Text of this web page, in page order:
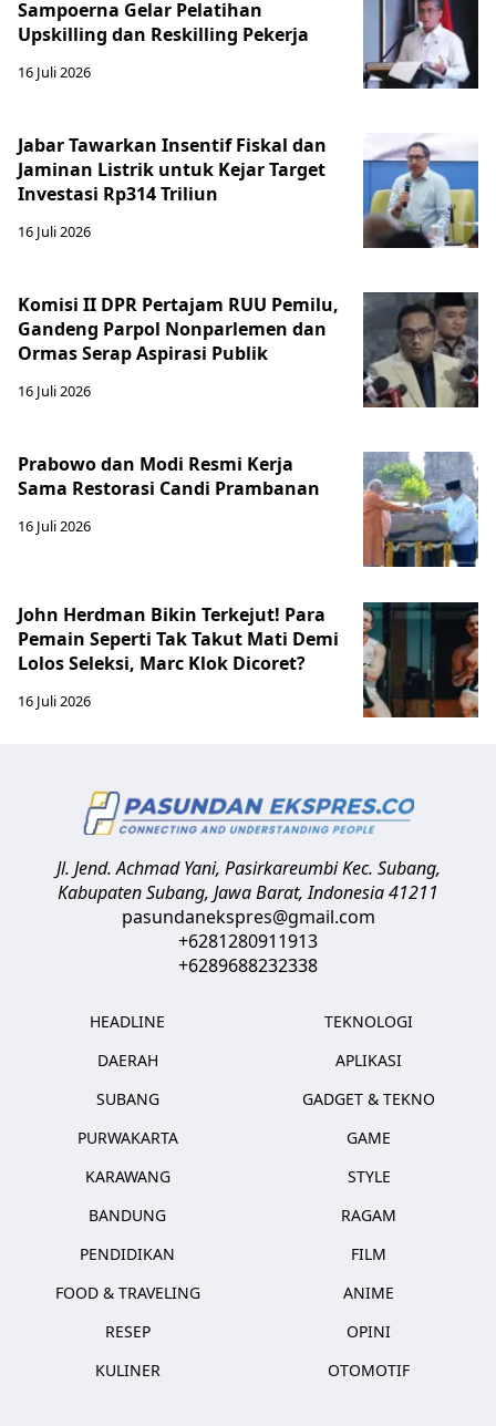
Sampoerna Gelar Pelatihan
Upskilling dan Reskilling Pekerja
16 Juli 2026
Jabar Tawarkan Insentif Fiskal dan
Jaminan Listrik untuk Kejar Target
Investasi Rp314 Triliun
16 Juli 2026
Komisi II DPR Pertajam RUU Pemilu,
Gandeng Parpol Nonparlemen dan
Ormas Serap Aspirasi Publik
16 Juli 2026
Prabowo dan Modi Resmi Kerja
Sama Restorasi Candi Prambanan
16 Juli 2026
John Herdman Bikin Terkejut! Para
Pemain Seperti Tak Takut Mati Demi
Lolos Seleksi, Marc Klok Dicoret?
16 Juli 2026
Jl. Jend. Achmad Yani, Pasirkareumbi Kec. Subang,
Kabupaten Subang, Jawa Barat,Indonesia41211
pasundanekspres@gmail.com
+6281280911913
+6289688232338
HEADLINE
DAERAH
SUBANG
PURWAKARTA
KARAWANG
BANDUNG
PENDIDIKAN
FOOD & TRAVELING
RESEP
KULINER
TEKNOLOGI
APLIKASI
GADGET & TEKNO
GAME
STYLE
RAGAM
FILM
ANIME
OPINI
OTOMOTIF